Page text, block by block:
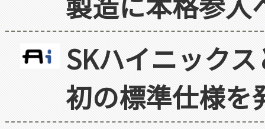
SKハイニック
初の標準仕様を